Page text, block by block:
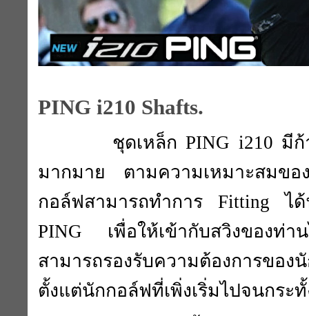
PING i210 Shafts.
ชุดเหล็ก PING i210 มี
มากมาย ตามความเหมาะสมขอ
กอล์ฟสามารถทำการ Fitting ไ
PING เพื่อให้เข้ากับสวิงของท่
สามารถรองรับความต้องการของ
ตั้งแต่นักกอล์ฟที่เพิ่งเริ่มไปจนกระ